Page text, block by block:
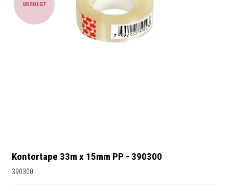
UDSOLGT
Kontortape 33m x 15mm PP - 390300
390300